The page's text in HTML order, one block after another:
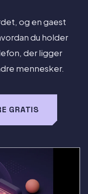
og en gaest
du holder
der ligger
mennesker.
GRATIS